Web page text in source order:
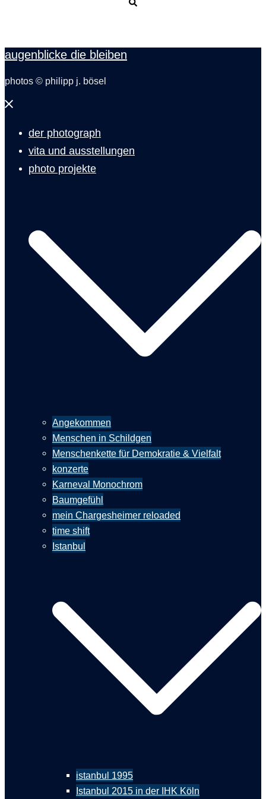
augenblicke die bleiben
photos © philipp j. bösel
Menü
der photograph
vita und ausstellungen
photo projekte
Angekommen
Menschen in Schildgen
Menschenkette für Demokratie & Vielfalt
konzerte
Karneval Monochrom
Baumgefühl
mein Chargesheimer reloaded
time shift
Istanbul
istanbul 1995
Istanbul 2015 in der IHK Köln